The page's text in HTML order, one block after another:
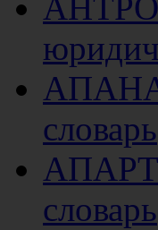
словарь
словарь